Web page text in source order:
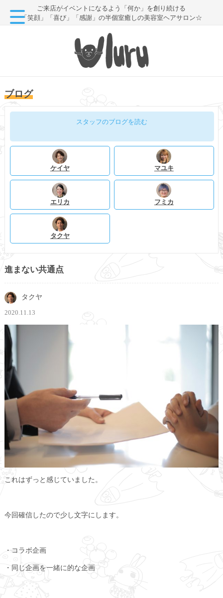
ご来店がイベントになるよう「何か」を創り続ける
「笑顔」「喜び」「感謝」の半個室癒しの美容室ヘアサロン☆
ブログ
スタッフのブログを読む
ケイヤ マユキ
エリカ フミカ
タクヤ
進まない共通点
タクヤ
2020.11.13
これはずっと感じていました。
今回確信したので少し文字にします。
・コラボ企画
・同じ企画を一緒に的な企画